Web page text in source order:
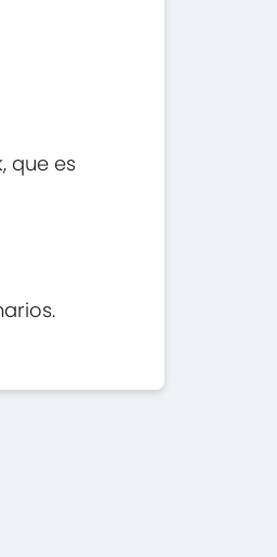
que es